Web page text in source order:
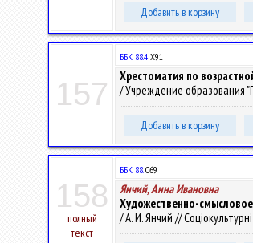
Добавить в корзину
157
ББК 88.4 Х91
Хрестоматия по
/ Учреждение образования
Добавить в корзину
158
полный
текст
ББК 88.С69
Янчий, Анна Ивановна
Художественно-смысловое
/ А. И. Янчий //